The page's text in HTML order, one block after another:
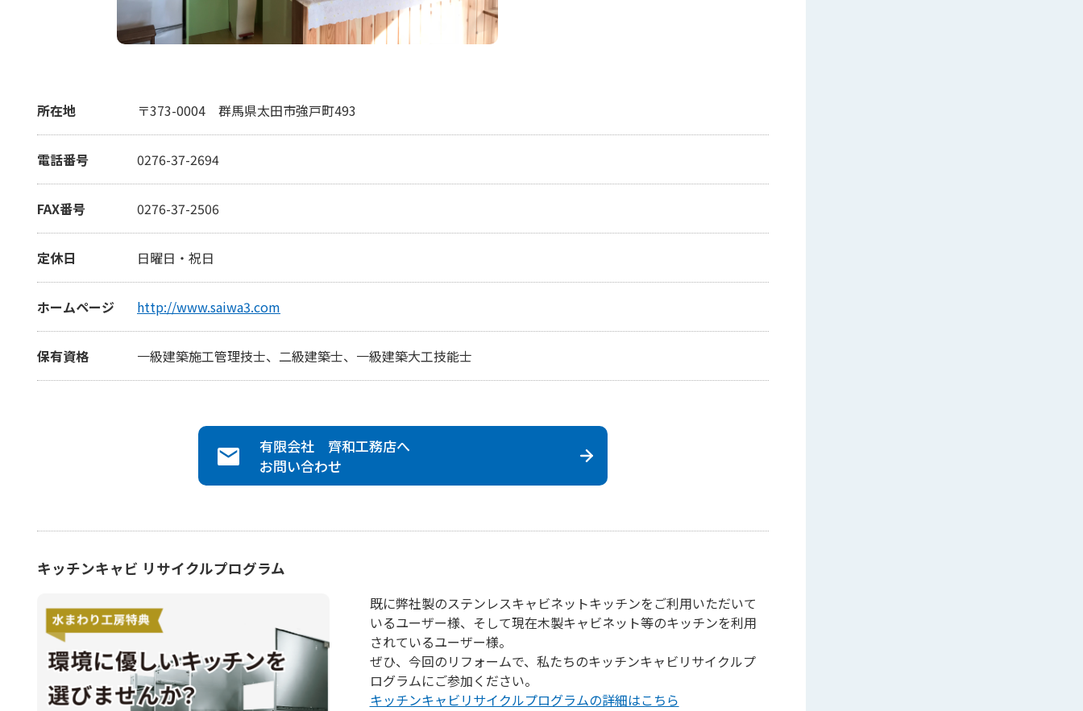
所在地 〒373-0004 群馬県太田市強戸町493
電話番号 0276-37-2694
FAX番号 0276-37-2506
定休日 日曜日・祝日
ホームページ http://www.saiwa3.com
保有資格 一級建築施工管理技士、二級建築士、一級建築大工技能士
有限会社 齊和工務店へ
お問い合わせ
キッチンキャビ リサイクルプログラム
既に弊社製のステンレスキャビネットキッチンをご利用いただいて
いるユーザー様、そして現在木製キャビネット等のキッチンを利用
されているユーザー様。
ぜひ、今回のリフォームで、私たちのキッチンキャビリサイクルプ
ログラムにご参加ください。
キッチンキャビリサイクルプログラムの詳細はこちら